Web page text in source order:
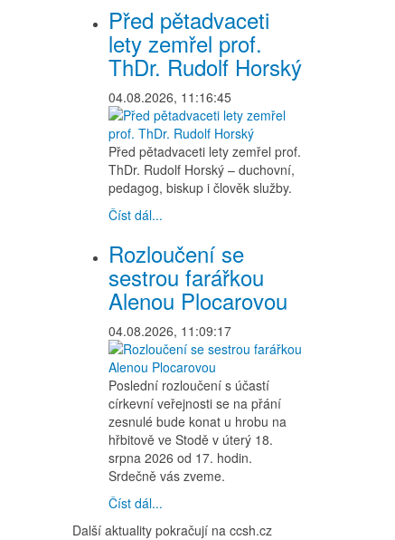
Před pětadvaceti
lety zemřel prof.
ThDr. Rudolf Horský
04.08.2026, 11:16:45
Před pětadvaceti lety zemřel prof.
ThDr. Rudolf Horský – duchovní,
pedagog, biskup i člověk služby.
Číst dál...
Rozloučení se
sestrou farářkou
Alenou Plocarovou
04.08.2026, 11:09:17
Poslední rozloučení s účastí
církevní veřejnosti se na přání
zesnulé bude konat u hrobu na
hřbitově ve Stodě v úterý 18.
srpna 2026 od 17. hodin.
Srdečně vás zveme.
Číst dál...
Další aktuality pokračují na ccsh.cz